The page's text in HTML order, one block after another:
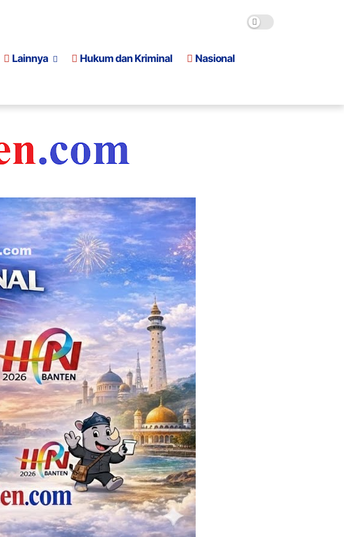
Lainnya Hukum dan Kriminal Nasional